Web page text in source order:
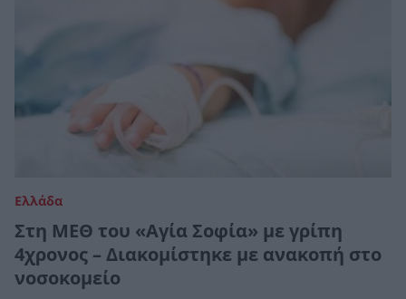
Ελλάδα
Στη ΜΕΘ του «Αγία Σοφία» με γρίπη
4χρονος – Διακομίστηκε με ανακοπή στο
νοσοκομείο